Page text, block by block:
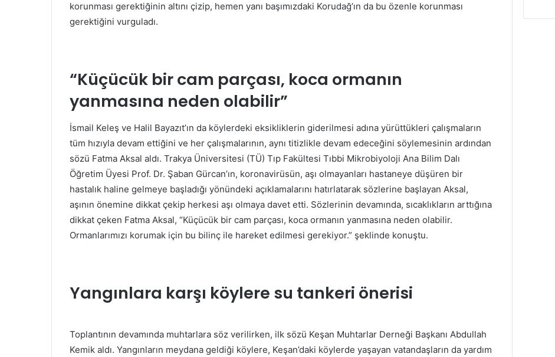
korunması gerektiğinin altını çizip, hemen yanı başımızdaki Korudağ’ın da bu özenle korunması
gerektiğini vurguladı.
“Küçücük bir cam parçası, koca ormanın
yanmasına neden olabilir”
İsmail Keleş ve Halil Bayazıt’ın da köylerdeki eksikliklerin giderilmesi adına yürüttükleri çalışmaların
tüm hızıyla devam ettiğini ve her çalışmalarının, aynı titizlikle devam edeceğini söylemesinin ardından
sözü Fatma Aksal aldı. Trakya Üniversitesi (TÜ) Tıp Fakültesi Tıbbi Mikrobiyoloji Ana Bilim Dalı
Öğretim Üyesi Prof. Dr. Şaban Gürcan’ın, koronavirüsün, aşı olmayanları hastaneye düşüren bir
hastalık haline gelmeye başladığı yönündeki açıklamalarını hatırlatarak sözlerine başlayan Aksal,
aşının önemine dikkat çekip herkesi aşı olmaya davet etti. Sözlerinin devamında, sıcaklıkların arttığına
dikkat çeken Fatma Aksal, “Küçücük bir cam parçası, koca ormanın yanmasına neden olabilir.
Ormanlarımızı korumak için bu bilinç ile hareket edilmesi gerekiyor.” şeklinde konuştu.
Yangınlara karşı köylere su tankeri önerisi
Toplantının devamında muhtarlara söz verilirken, ilk sözü Keşan Muhtarlar Derneği Başkanı Abdullah
Kemik aldı. Yangınların meydana geldiği köylere, Keşan’daki köylerde yaşayan vatandaşların da yardım